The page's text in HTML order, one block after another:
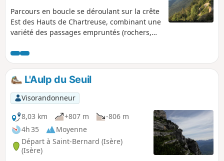
Parcours en boucle se déroulant sur la crête
Est des Hauts de Chartreuse, combinant une
variété des passages empruntés (rochers,
l'ensemble des Alpes. Réalisable en demi-
journée, de préférence le matin. Attention:
bien lire les informations concernant les
difficultés au § infos pratiques.
L'Aulp du Seuil
Visorandonneur
8,03 km
+807 m
-806 m
4h 35
Moyenne
Départ à Saint-Bernard (Isère)
(Isère)